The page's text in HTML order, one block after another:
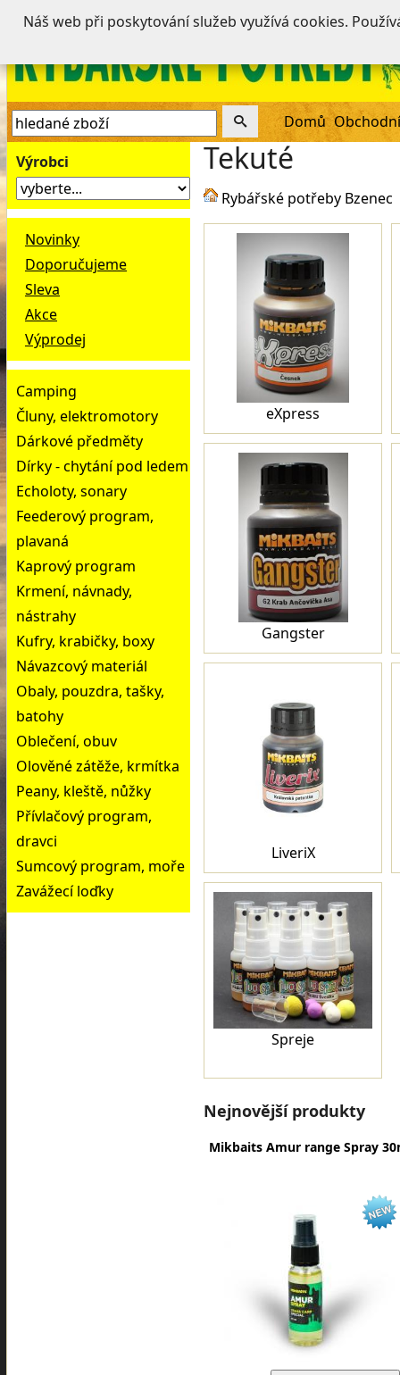
Domů
Výrobci
Novinky
Doporučujeme
Sleva
Akce
Výprodej
Camping
Čluny, elektromotory
Dárkové předměty
Dírky - chytání pod ledem
Echoloty, sonary
Feederový program,
plavaná
Kaprový program
Krmení, návnady,
nástrahy
Kufry, krabičky, boxy
Návazcový materiál
Obaly, pouzdra, tašky,
batohy
Oblečení, obuv
Olověné zátěže, krmítka
Peany, kleště, nůžky
Přívlačový program,
dravci
Sumcový program, moře
Zavážecí loďky
Tekuté
Rybářské potřeby Bzenec
eXpress
Gangster
LiveriX
Spreje
Nejnovější produkty
Mikbaits Amur range Spray
Náš web při poskytování služeb využívá cookies.